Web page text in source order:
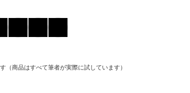
商品はすべて筆者が実際に試しています）